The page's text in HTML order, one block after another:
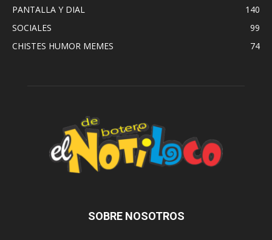
PANTALLA Y DIAL
140
SOCIALES
99
CHISTES HUMOR MEMES
74
SOBRE NOSOTROS